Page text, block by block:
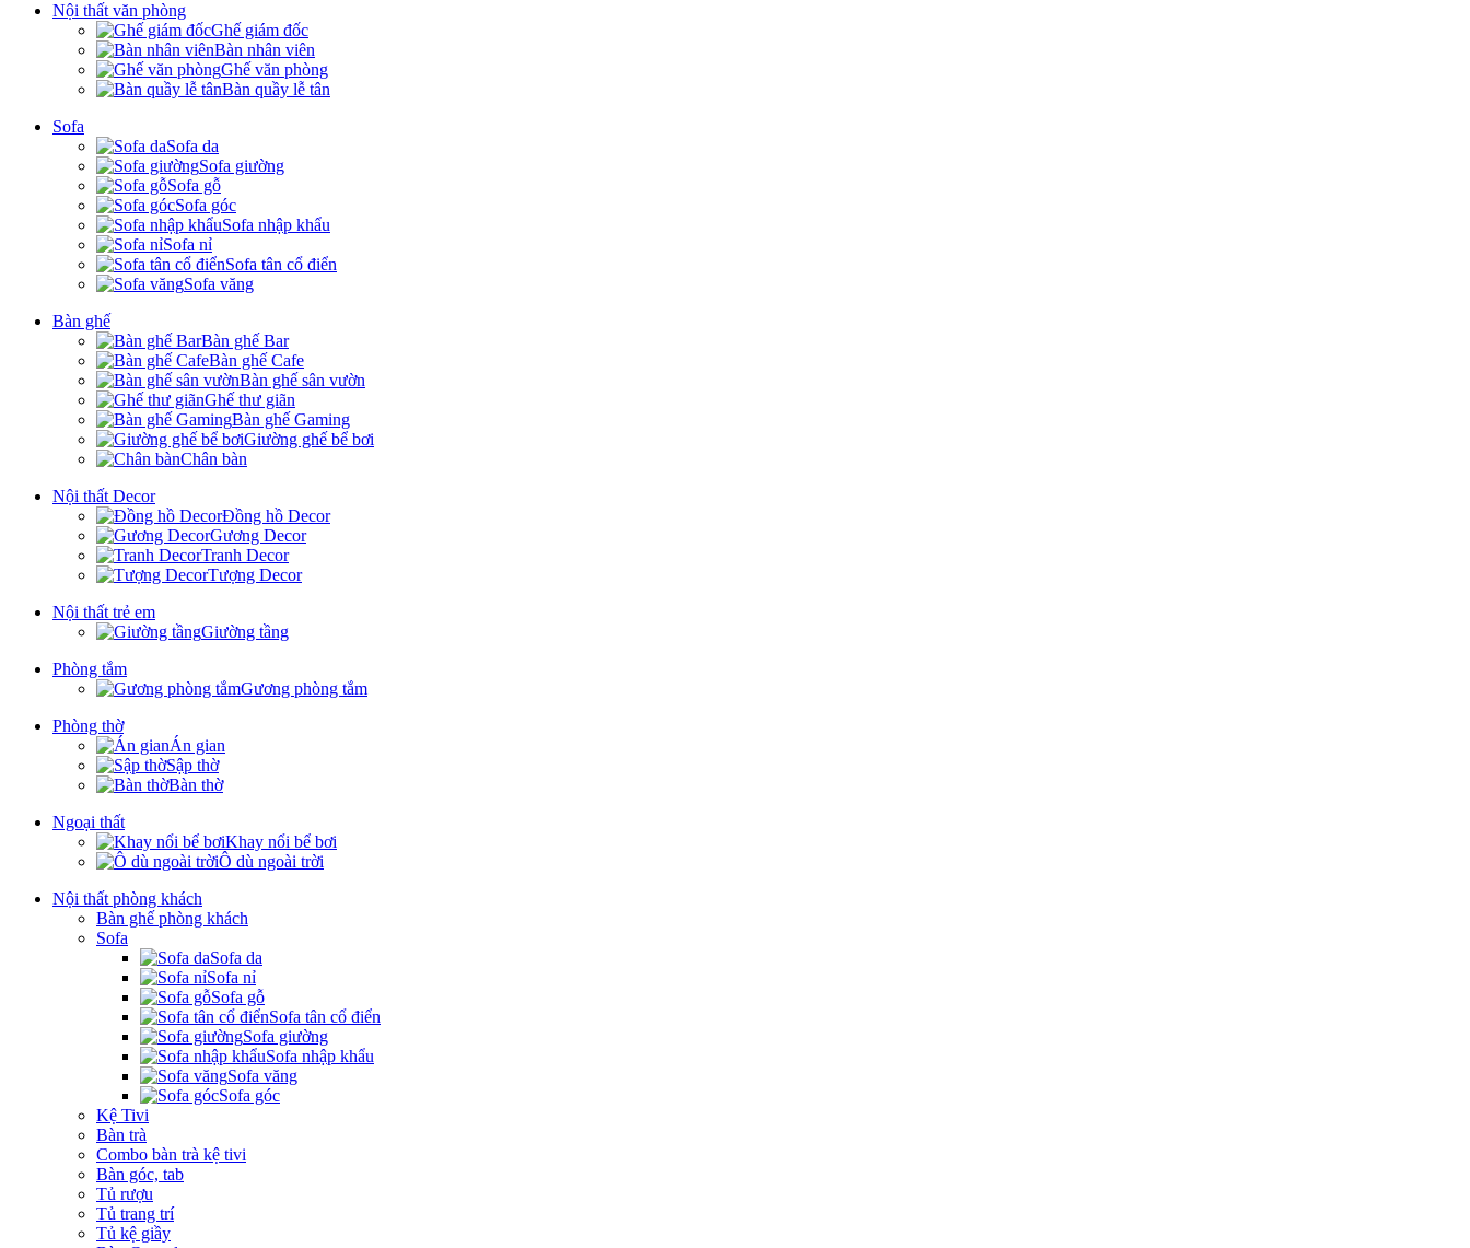
Nội thất văn phòng
Ghế giám đốc
Bàn nhân viên
Ghế văn phòng
Bàn quầy lễ tân
Sofa
Sofa da
Sofa giường
Sofa gỗ
Sofa góc
Sofa nhập khẩu
Sofa nỉ
Sofa tân cổ điển
Sofa văng
Bàn ghế
Bàn ghế Bar
Bàn ghế Cafe
Bàn ghế sân vườn
Ghế thư giãn
Bàn ghế Gaming
Giường ghế bể bơi
Chân bàn
Nội thất Decor
Đồng hồ Decor
Gương Decor
Tranh Decor
Tượng Decor
Nội thất trẻ em
Giường tầng
Phòng tắm
Gương phòng tắm
Phòng thờ
Án gian
Sập thờ
Bàn thờ
Ngoại thất
Khay nổi bể bơi
Ô dù ngoài trời
Nội thất phòng khách
Bàn ghế phòng khách
Sofa
Sofa da
Sofa nỉ
Sofa gỗ
Sofa tân cổ điển
Sofa giường
Sofa nhập khẩu
Sofa văng
Sofa góc
Kệ Tivi
Bàn trà
Combo bàn trà kệ tivi
Bàn góc, tab
Tủ rượu
Tủ trang trí
Tủ kệ giầy